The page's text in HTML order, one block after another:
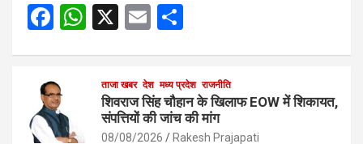
F
b
o
W
A
X
E
e
ताजा खबर देश मध्य प्रदेश राजनीति
शिवराज सिंह चौहान के खिलाफ EOW में शिकायत,
संपत्तियों की जांच की मांग
08/08/2026 Rakesh Prajapati